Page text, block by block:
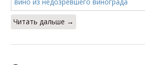
Читать дальше →